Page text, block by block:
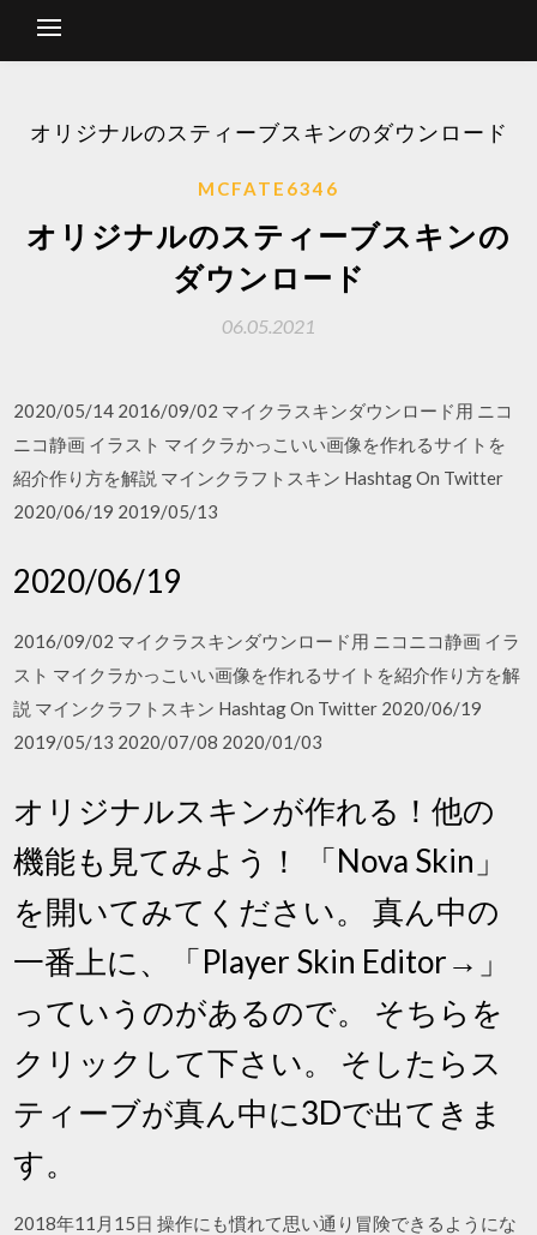
オリジナルのスティーブスキンのダウンロード
MCFATE6346
オリジナルのスティーブスキンの
ダウンロード
06.05.2021
2020/05/14 2016/09/02 マイクラスキンダウンロード用 ニコ
ニコ静画 イラスト マイクラかっこいい画像を作れるサイトを
紹介作り方を解説 マインクラフトスキン Hashtag On Twitter
2020/06/19 2019/05/13
2020/06/19
2016/09/02 マイクラスキンダウンロード用 ニコニコ静画 イラ
スト マイクラかっこいい画像を作れるサイトを紹介作り方を解
説 マインクラフトスキン Hashtag On Twitter 2020/06/19
2019/05/13 2020/07/08 2020/01/03
オリジナルスキンが作れる！他の
機能も見てみよう！ 「Nova Skin」
を開いてみてください。 真ん中の
一番上に、「Player Skin Editor→」
っていうのがあるので。 そちらを
クリックして下さい。 そしたらス
ティーブが真ん中に3Dで出てきま
す。
2018年11月15日 操作にも慣れて思い通り冒険できるようにな